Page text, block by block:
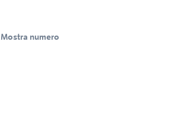
Mostra numero